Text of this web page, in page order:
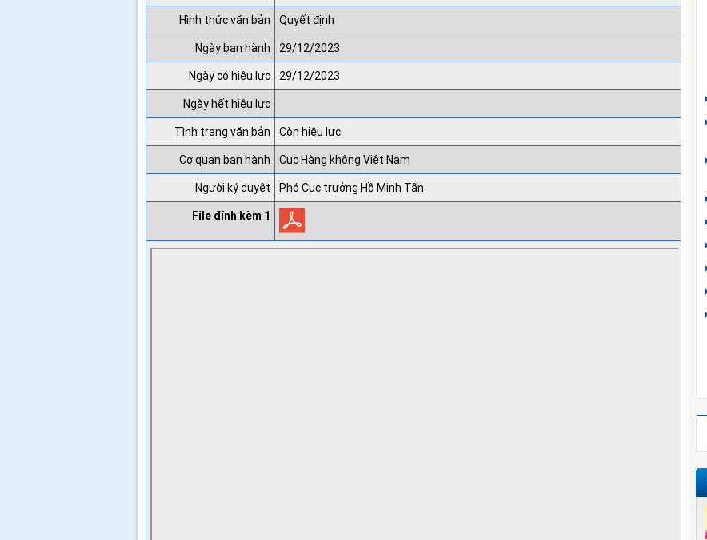
Hình thức văn bản
Quyết định
Ngày ban hành
29/12/2023
Ngày có hiệu lực
29/12/2023
Ngày hết hiệu lực
Tình trạng văn bản
Còn hiệu lực
Cơ quan ban hành
Cục Hàng không Việt Nam
Người ký duyệt
Phó Cục trưởng Hồ Minh Tấn
File đính kèm 1